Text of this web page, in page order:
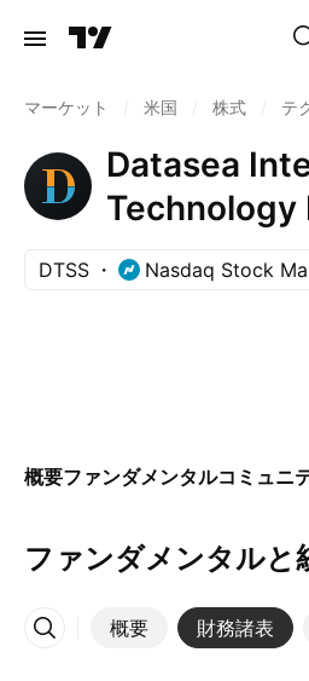
マーケット 米国 株式 テ
Datasea
Technology
DTSS Nasdaq Stock
概要ファンダメンタルコミュニ
ファンダメンタルと
概要 財務諸表
その他